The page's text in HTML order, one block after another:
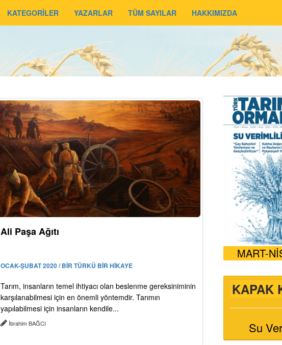
KATEGORİLER YAZARLAR TÜM SAYILAR HAKKIMIZDA
Ali Paşa Ağıtı
OCAK-ŞUBAT 2020 / BİR TÜRKÜ BİR HİKAYE
Tarım, insanların temel ihtiyacı olan beslenme gereksiniminin
karşılanabilmesi için en önemli yöntemdir. Tarımın
yapılabilmesi için insanların kendile...
İbrahim BAĞCI
MART-
KAPAK
Su